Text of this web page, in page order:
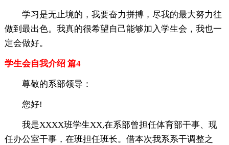
学习是无止境的，我要奋力拼搏，尽我的最大努力往
做到最出色。我真的很希望自己能够加入学生会，我也一
定会做好。
学生会自我介绍 篇4
尊敬的系部领导：
您好!
我是XXXX班学生XX,在系部曾担任体育部干事、现
任办公室干事，在班担任班长。借本次我系系干调整之